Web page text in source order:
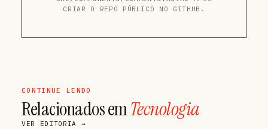
CRIAR O REPO PÚBLICO NO GITHUB.
CONTINUE LENDO
Relacionados emTecnologia
VER EDITORIA →